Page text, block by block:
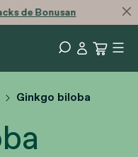
de Bonusan
Ginkgo biloba